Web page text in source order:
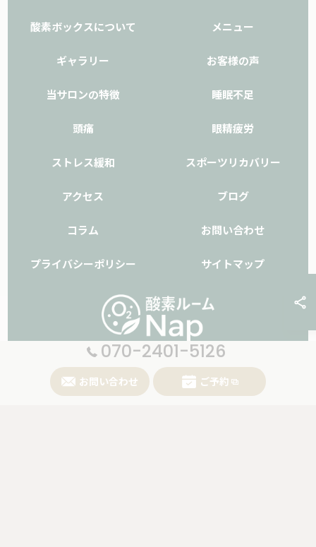
070-2401-5126
お問い合わせ ご予約
酸素ボックスについて メニュー
ギャラリー お客様の声
当サロンの特徴 睡眠不足
頭痛 眼精疲労
ストレス緩和 スポーツリカバリー
アクセス ブログ
コラム お問い合わせ
プライバシーポリシー サイトマップ
© 2026 大阪府堺市の酸素ボックスなら酸素ルームNap ALL RIGHTS RESERVED.